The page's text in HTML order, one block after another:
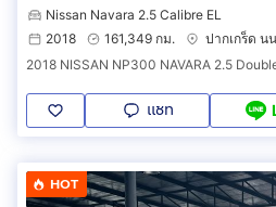
Nissan Navara 2.5 Calibre EL
2018
161,349 กม.
ปากเกร็ด น
2018 NISSAN NP300 NAVARA 2.5
แชท
HOT